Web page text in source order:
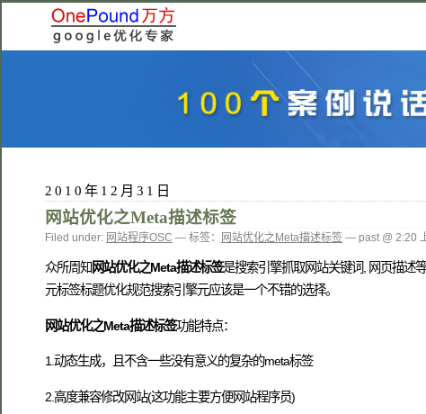
2010年12月31日
网站优化之Meta描述标签
Filed under: 网站程序OSC — 标签： 网站优化之Meta描述标签 — past @ 2:20
众所周知 网站优化之Meta描述标签是搜索引擎抓取网站关键词, 网页描述
元标签标题优化规范搜索引擎元应该是一个不错的选择。
网站优化之Meta描述标签功能特点：
1.动态生成，且不含一些没有意义的复杂的meta标签
2.高度兼容修改网站(这功能主要方便网站程序员)